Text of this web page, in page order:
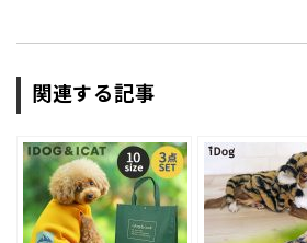
関連する記事